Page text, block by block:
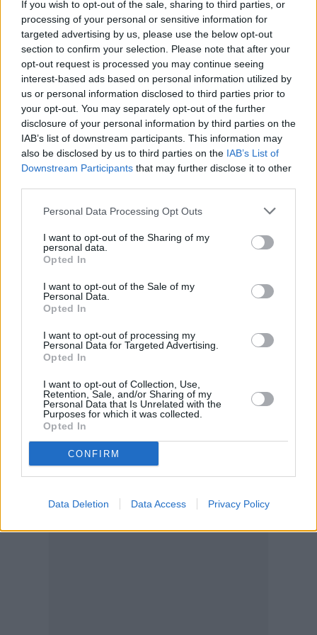
If you wish to opt-out of the sale, sharing to third parties, or
processing of your personal or sensitive information for
targeted advertising by us, please use the below opt-out
section to confirm your selection. Please note that after your
opt-out request is processed you may continue seeing
interest-based ads based on personal information utilized by
us or personal information disclosed to third parties prior to
your opt-out. You may separately opt-out of the further
disclosure of your personal information by third parties on the
IAB’s list of downstream participants. This information may
also be disclosed by us to third parties on the IAB’s List of
Downstream Participants that may further disclose it to other
Personal Data Processing Opt Outs
I want to opt-out of the Sharing of my
personal data.
Opted In
I want to opt-out of the Sale of my
Personal Data.
Opted In
I want to opt-out of processing my
Personal Data for Targeted Advertising.
Opted In
I want to opt-out of Collection, Use,
Retention, Sale, and/or Sharing of my
Personal Data that Is Unrelated with the
Purposes for which it was collected.
Opted In
CONFIRM
Data Deletion Data Access Privacy Policy
μέχρι να αποσαφηνιστεί πλήρως το νέο
πλαίσιο ασφαλείας και οι όροι λειτουργίας της
ναυσιπλοΐας στα Στενά του Ορμούζ.
Την ίδια στιγμή, εξακολουθούν να υπάρχουν
διαφορές μεταξύ πλοιοκτητών και ναυλωτών
σχετικά με το ύψος των ναύλων και το κόστος
μεταφοράς, καθώς οι κίνδυνοι που
συνδέονται με τη διέλευση από την περιοχή
δεν έχουν εξαλειφθεί πλήρως.
ασφαλείας
Παρά την αποκλιμάκωση της έντασης, αρκετές
εκφράζουν ανησυχίες για ζητήματα
ασφάλειας, με κυριότερο τον πιθανό
εντοπισμό ναρκών σε θαλάσσιες ζώνες των
Στενών του Ορμούζ.
τόσο τις ναυτιλιακές αρχές όσο και τους
διεθνείς οργανισμούς που παρακολουθούν
την ασφάλεια της ναυσιπλοΐας στην περιοχή.